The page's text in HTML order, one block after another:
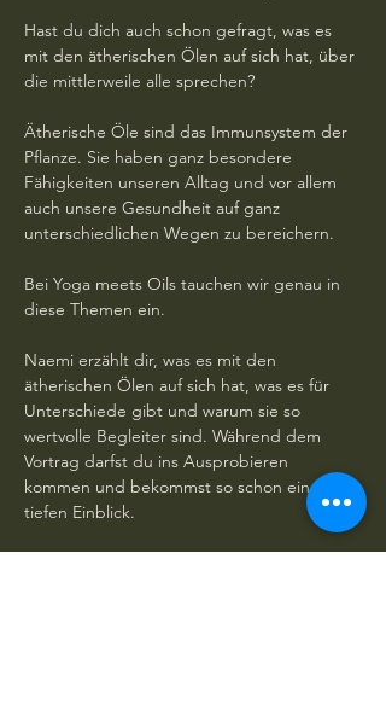
Hast du dich auch schon gefragt, was es
mit den ätherischen Ölen auf sich hat, über
die mittlerweile alle sprechen?
Ätherische Öle sind das Immunsystem der
Pflanze. Sie haben ganz besondere
Fähigkeiten unseren Alltag und vor allem
auch unsere Gesundheit auf ganz
unterschiedlichen Wegen zu bereichern.
Bei Yoga meets Oils tauchen wir genau in
diese Themen ein.
Naemi erzählt dir, was es mit den
ätherischen Ölen auf sich hat, was es für
Unterschiede gibt und warum sie so
wertvolle Begleiter sind. Während dem
Vortrag darfst du ins Ausprobieren
kommen und bekommst so schon einen
tiefen Einblick.